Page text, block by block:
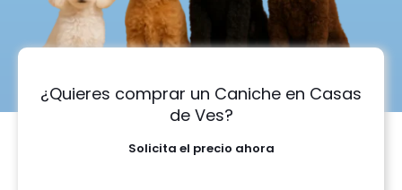
¿Quieres comprar un Caniche en Casas
de Ves?
Solicita el precio ahora